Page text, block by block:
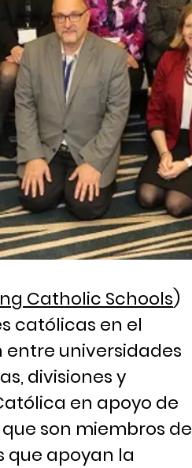
Catholic Schools)
católicas en el
entre universidades
divisiones y
en apoyo de
son miembros de
que apoyan la